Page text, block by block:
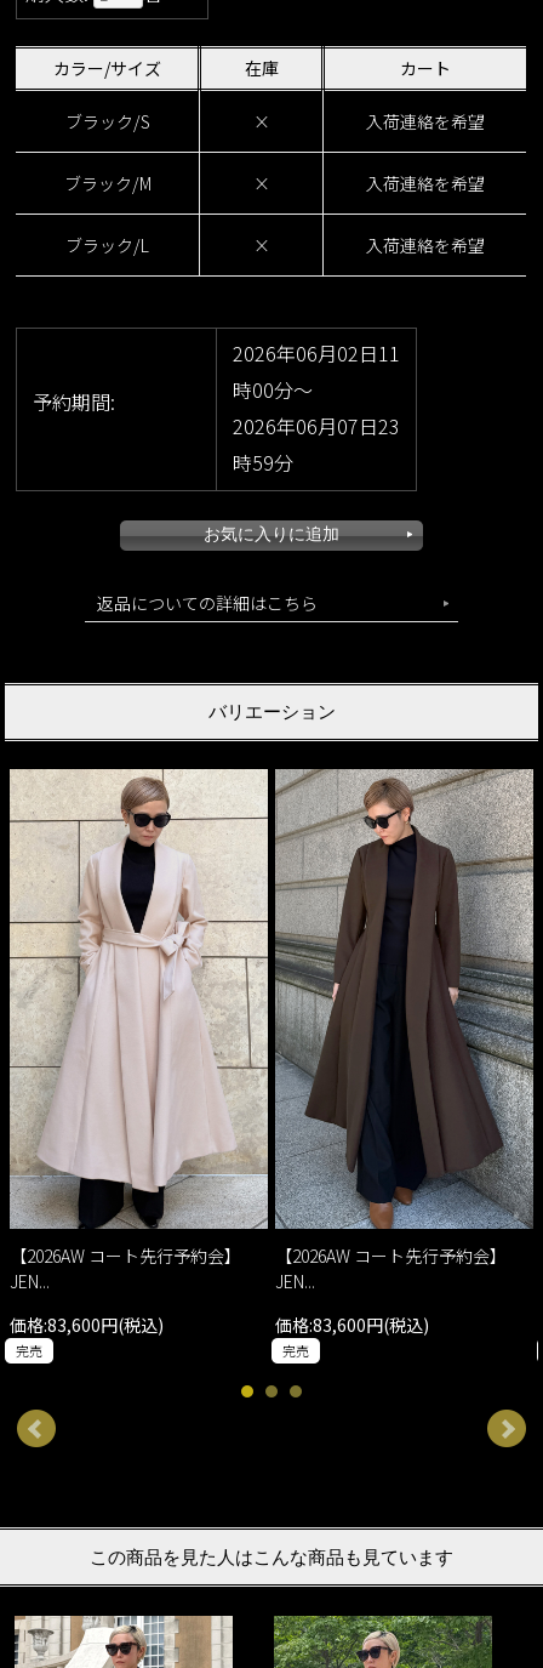
カラー/サイズ 在庫 カート
ブラック/S × 入荷連絡を希望
ブラック/M × 入荷連絡を希望
ブラック/L × 入荷連絡を希望
予約期間:
2026年06月02日11
時00分～
2026年06月07日23
時59分
返品についての詳細はこちら
バリエーション
【2026AW コート先行予約会】
JEN...
価格:83,600円(税込)
完売
【2026AW コート先行予約会】
JEN...
価格:83,600円(税込)
完売
この商品を見た人はこんな商品も見ています